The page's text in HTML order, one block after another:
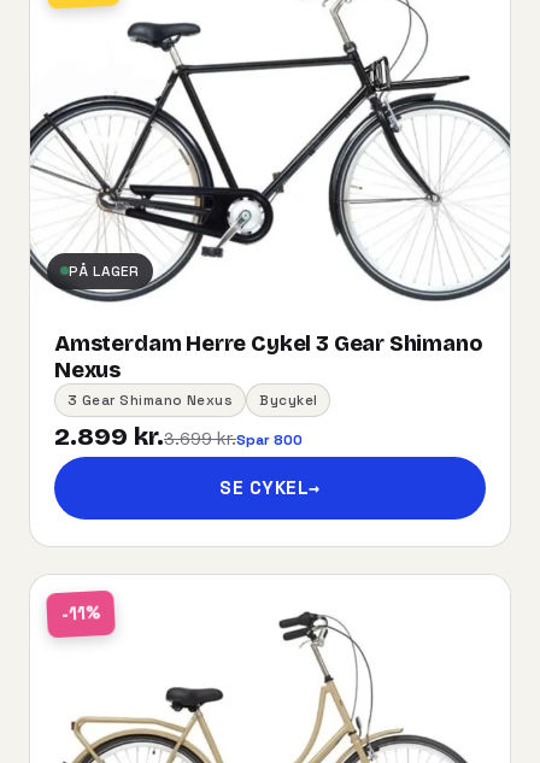
PÅ LAGER
Amsterdam Herre Cykel 3 Gear Shimano
Nexus
3 Gear Shimano Nexus Bycykel
2.899 kr.3.699 kr.Spar 800
SE CYKEL→
-11%